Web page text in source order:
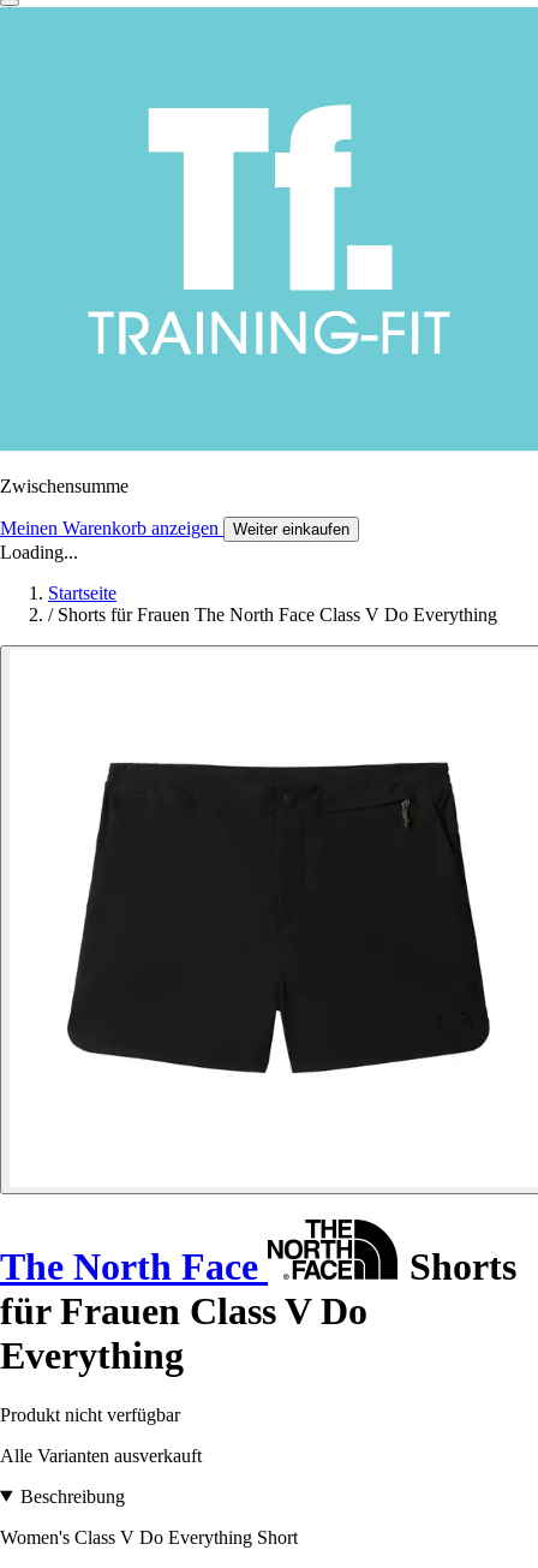
Zwischensumme
Meinen Warenkorb anzeigen Weiter einkaufen
Loading...
Startseite
/ Shorts für Frauen The North Face Class V Do Everything
The North Face
Shorts
für Frauen Class V Do
Everything
Produkt nicht verfügbar
Alle Varianten ausverkauft
Beschreibung
Women's Class V Do Everything Short